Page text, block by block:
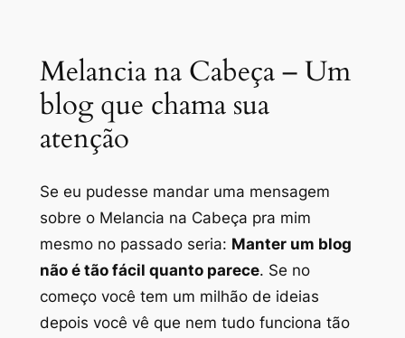
Melancia na Cabeça – Um
blog que chama sua
atenção
Se eu pudesse mandar uma mensagem
sobre o Melancia na Cabeça pra mim
mesmo no passado seria: Manter um blog
não é tão fácil quanto parece. Se no
começo você tem um milhão de ideias
depois você vê que nem tudo funciona tão